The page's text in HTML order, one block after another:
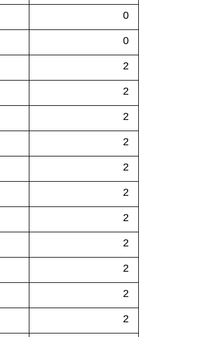
0
0
2
2
2
2
2
2
2
2
2
2
2